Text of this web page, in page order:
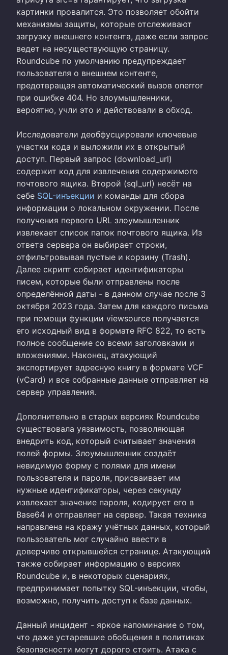
картинки провалится. Это позволяет обойти
механизмы защиты, которые отслеживают
загрузку внешнего контента, даже если запрос
ведет на несуществующую страницу.
Roundcube по умолчанию предупреждает
пользователя о внешнем контенте,
предотвращая автоматический вызов onerror
при ошибке 404. Но злоумышленники,
вероятно, учли это и действовали в обход.
Исследователи деобфусцировали ключевые
участки кода и выложили их в открытый
доступ. Первый запрос (download_url)
содержит код для извлечения содержимого
почтового ящика. Второй (sql_url) несёт на
себе SQL-инъекции и команды для сбора
информации о локальном окружении. После
получения первого URL злоумышленник
извлекает список папок почтового ящика. Из
ответа сервера он выбирает строки,
отфильтровывая пустые и корзину (Trash).
Далее скрипт собирает идентификаторы
писем, которые были отправлены после
определённой даты - в данном случае после 3
октября 2023 года. Затем для каждого письма
при помощи функции viewsource получается
его исходный вид в формате RFC 822, то есть
полное сообщение со всеми заголовками и
вложениями. Наконец, атакующий
экспортирует адресную книгу в формате VCF
(vCard) и все собранные данные отправляет на
сервер управления.
Дополнительно в старых версиях Roundcube
существовала уязвимость, позволяющая
внедрить код, который считывает значения
полей формы. Злоумышленник создаёт
невидимую форму с полями для имени
пользователя и пароля, присваивает им
нужные идентификаторы, через секунду
извлекает значение пароля, кодирует его в
Base64 и отправляет на сервер. Такая техника
направлена на кражу учётных данных, который
пользователь мог случайно ввести в
доверчиво открывшейся странице. Атакующий
также собирает информацию о версиях
Roundcube и, в некоторых сценариях,
предпринимает попытку SQL-инъекции, чтобы,
возможно, получить доступ к базе данных.
Данный инцидент - яркое напоминание о том,
что даже устаревшие обобщения в политиках
безопасности могут дорого стоить. Атака с